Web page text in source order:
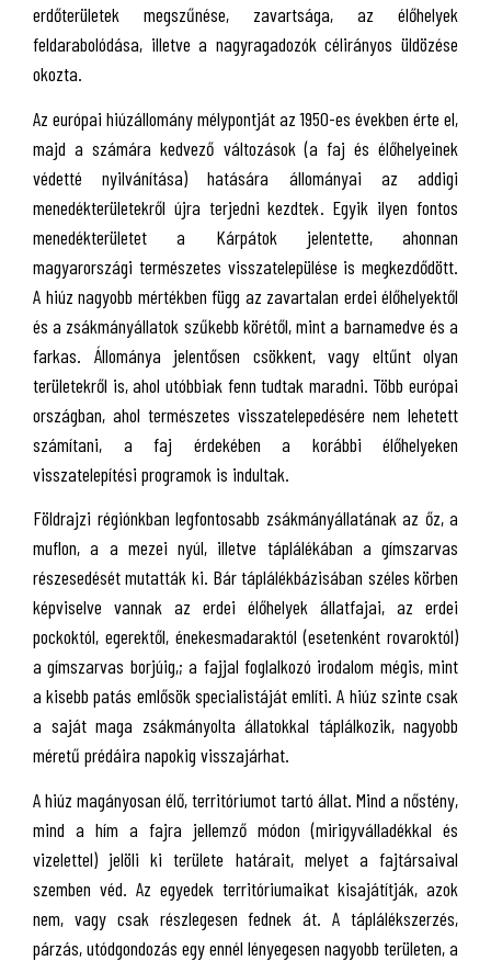
erdőterületek megszűnése, zavartsága, az élőhelyek
feldarabolódása, illetve a nagyragadozók célirányos üldözése
okozta.
Az európai hiúzállomány mélypontját az 1950-es években érte el,
majd a számára kedvező változások (a faj és élőhelyeinek
védetté nyilvánítása) hatására állományai az addigi
menedékterületekről újra terjedni kezdtek. Egyik ilyen fontos
menedékterületet a Kárpátok jelentette, ahonnan
magyarországi természetes visszatelepülése is megkezdődött.
A hiúz nagyobb mértékben függ az zavartalan erdei élőhelyektől
és a zsákmányállatok szűkebb körétől, mint a barnamedve és a
farkas. Állománya jelentősen csökkent, vagy eltűnt olyan
területekről is, ahol utóbbiak fenn tudtak maradni. Több európai
országban, ahol természetes visszatelepedésére nem lehetett
számítani, a faj érdekében a korábbi élőhelyeken
visszatelepítési programok is indultak.
Földrajzi régiónkban legfontosabb zsákmányállatának az őz, a
muflon, a a mezei nyúl, illetve táplálékában a gímszarvas
részesedését mutatták ki. Bár táplálékbázisában széles körben
képviselve vannak az erdei élőhelyek állatfajai, az erdei
pockoktól, egerektől, énekesmadaraktól (esetenként rovaroktól)
a gímszarvas borjúig,; a fajjal foglalkozó irodalom mégis, mint
a kisebb patás emlősök specialistáját említi. A hiúz szinte csak
a saját maga zsákmányolta állatokkal táplálkozik, nagyobb
méretű prédáira napokig visszajárhat.
A hiúz magányosan élő, territóriumot tartó állat. Mind a nőstény,
mind a hím a fajra jellemző módon (mirigyválladékkal és
vizelettel) jelöli ki területe határait, melyet a fajtársaival
szemben véd. Az egyedek territóriumaikat kisajátítják, azok
nem, vagy csak részlegesen fednek át. A táplálékszerzés,
párzás, utódgondozás egy ennél lényegesen nagyobb területen, a